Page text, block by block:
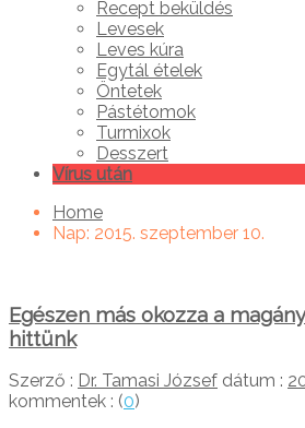
Recept beküldés
Levesek
Leves kúra
Egytál ételek
Öntetek
Pástétomok
Turmixok
Desszert
Vírus után
Home
Nap: 2015. szeptember 10.
Egészen más okozza a
hittünk
Szerző : Dr. Tamasi József dátum :
kommentek : (0)